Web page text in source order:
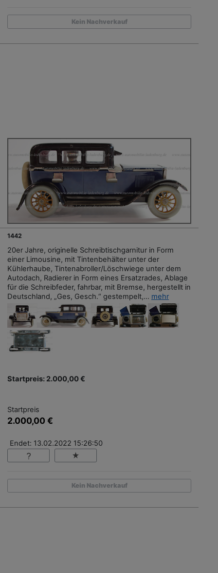
Kein Nachverkauf
1442
20er Jahre, originelle Schreibtischgarnitur in Form
einer Limousine, mit Tintenbehälter unter der
Kühlerhaube, Tintenabroller/Löschwiege unter dem
Autodach, Radierer in Form eines Ersatzrades, Ablage
für die Schreibfeder, fahrbar, mit Bremse, hergestellt in
Deutschland, „Ges, Gesch.“ gestempelt,... mehr
Startpreis: 2.000,00 €
Startpreis
2.000,00 €
Endet: 13.02.2022 15:26:50
Kein Nachverkauf